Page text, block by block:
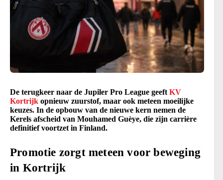
De terugkeer naar de Jupiler Pro League geeft KV
Kortrijk opnieuw zuurstof, maar ook meteen moeilijke
keuzes. In de opbouw van de nieuwe kern nemen de
Kerels afscheid van Mouhamed Guèye, die zijn carrière
definitief voortzet in Finland.
Promotie zorgt meteen voor beweging
in Kortrijk